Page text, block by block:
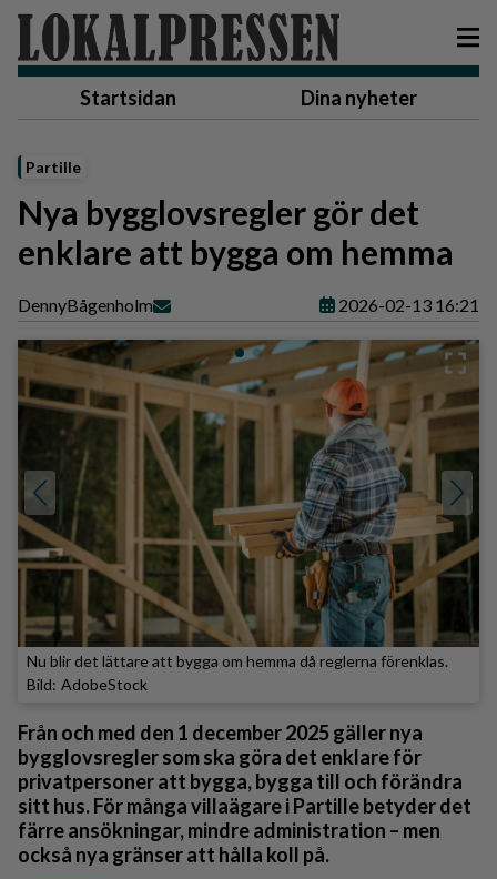
Startsidan Dina nyheter
Partille
Nya bygglovsregler gör det
enklare att bygga om hemma
DennyBågenholm 2026-02-13 16:21
Nu blir det lättare att bygga om hemma då reglerna förenklas.
AdobeStock
Från och med den 1 december 2025 gäller nya
bygglovsregler som ska göra det enklare för
privatpersoner att bygga, bygga till och förändra
sitt hus. För många villaägare i Partille betyder det
färre ansökningar, mindre administration – men
också nya gränser att hålla koll på.